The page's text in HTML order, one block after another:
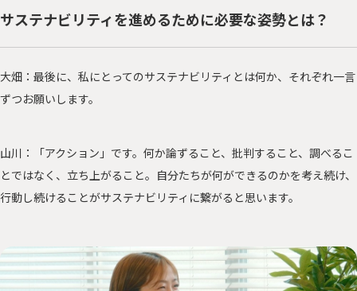
サステナビリティを進めるために必要な姿勢とは？
大畑：最後に、私にとってのサステナビリティとは何か、それぞれ一言
ずつお願いします。
山川：「アクション」です。何か論ずること、批判すること、調べるこ
とではなく、立ち上がること。自分たちが何ができるのかを考え続け、
行動し続けることがサステナビリティに繋がると思います。